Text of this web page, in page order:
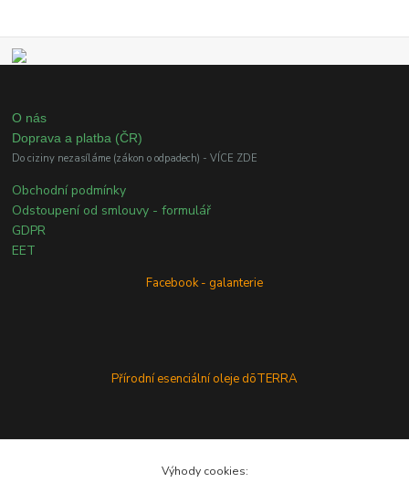
O nás
Doprava a platba (ČR)
Do ciziny nezasíláme (zákon o odpadech) - VÍCE ZDE
Obchodní podmínky
Odstoupení od smlouvy - formulář
GDPR
EET
Facebook - galanterie
Přírodní esenciální oleje dōTERRA
Výhody cookies: